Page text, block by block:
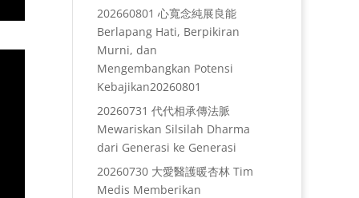
202660801 心寬念純展良能
Berlapang Hati, Berpikiran
Murni, dan
Mengembangkan Potensi
Kebajikan20260801
20260731 代代相承傳法脈
Mewariskan Silsilah Dharma
dari Generasi ke Generasi
20260730 大愛醫護暖杏林 Tim
Medis Memberikan